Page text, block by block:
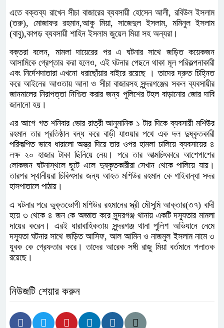
এতে বক্তব্য রাখেন সীচা বাজারের ব্যবসায়ী হোসেন আলী, রবিউল ইসলাম
(তরু), মোজাফর রহমান,আকু মিয়া, সাজেদুল ইসলাম, মমিনুল ইসলাম
(বাবু),কাপড় ব্যবসায়ী শাহিন ইসলাম জুয়েল মিয়া সহ অন্যরা।
বক্তরা বলেন, মামলা দায়েরের পর এ ঘটনার সাথে জড়িত কয়েকজন
আসামিকে গ্রেপ্তার করা হলেও, এই ঘটনার পেছনে থাকা মূল পরিকল্পনাকারী
এবং নির্দেশদাতারা এখনো ধরাছোঁয়ার বাইরে রয়েছে । তাদের দ্রুত চিহ্নিত
করে আইনের আওতায় আনা ও সীচা বাজারসহ সুন্দরগঞ্জের সকল ব্যবসায়ীর
জানমালের নিরাপত্তা নিশ্চিত করার জন্য পুলিশের টহল বাড়ানোর জোর দাবি
জানানো হয়।
এর আগে গত শনিবার ভোর রাত্রী আনুমানিক ১ টার দিকে ব্যবসায়ী মশিউর
রহমান তার প্রতিষ্ঠান বন্ধ করে বাড়ী যাওয়ার পথে এক দল দুষ্কৃতকারী
পরিকল্পিত ভাবে ধারালো অস্ত্র দিয়ে তার ওপর হামলা চালিয়ে ব্যবসায়ের ৪
লক্ষ ২০ হাজার টাকা ছিনিয়ে নেয়। পরে তার আত্মচিৎকারে আশেপাশের
লোকজন ঘটনাস্থলে ছুটে এলে দুষ্কৃতকারীরা সেখান থেকে পালিয়ে যায়।
তারপর স্থানীয়রা চিকিৎসার জন্য আহত মশিউর রহমান কে গাইবান্ধা সদর
হাসপাতালে পাঠায়।
এ ঘটনার পরে ভুক্তভোগী মশিউর রহমানের স্ত্রী মৌসুমি আক্তার(৩৭) বাদী
হয়ে ৩ থেকে ৪ জন কে অজ্ঞাত করে সুন্দরগঞ্জ থানায় একটি দস্যুতার মামলা
দায়ের করেন। এরই ধারাবাহিকতায় সুন্দরগঞ্জ থানা পুলিশ অভিযানে নেমে
দস্যুতা ঘটনার সাথে জড়িত আসিফ, আল আমিন ও নাজমুল ইসলাম নামে ৩
যুবক কে গ্রেফতার করে। তাদের আরেক সঙ্গী রাজু মিয়া বর্তমানে পলাতক
রয়েছে।
নিউজটি শেয়ার করুন